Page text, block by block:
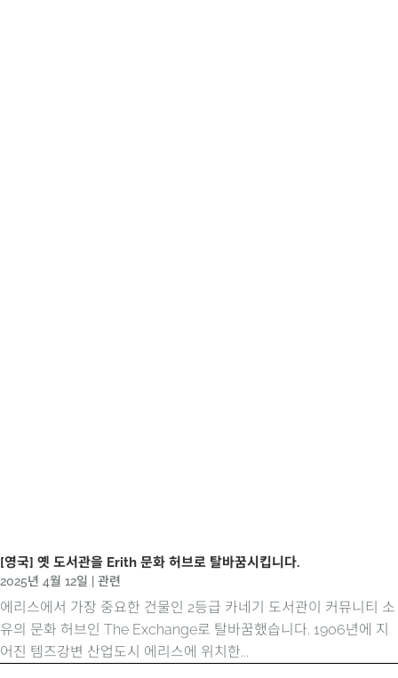
[영국] 옛 도서관을 Erith 문화 허브로 탈바꿈시킵니다.
2025년 4월 12일 관련
에리스에서 가장 중요한 건물인 2등급 카네기 도서관이 커뮤니티 소
유의 문화 허브인 The Exchange로 탈바꿈했습니다. 1906년에 지
어진 템즈강변 산업도시 에리스에 위치한...